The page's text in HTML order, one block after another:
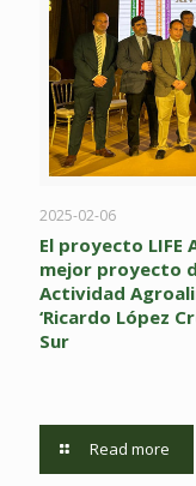
2025-02-06
El proyecto
mejor proyecto
Actividad
‘Ricardo López
Sur
Read more